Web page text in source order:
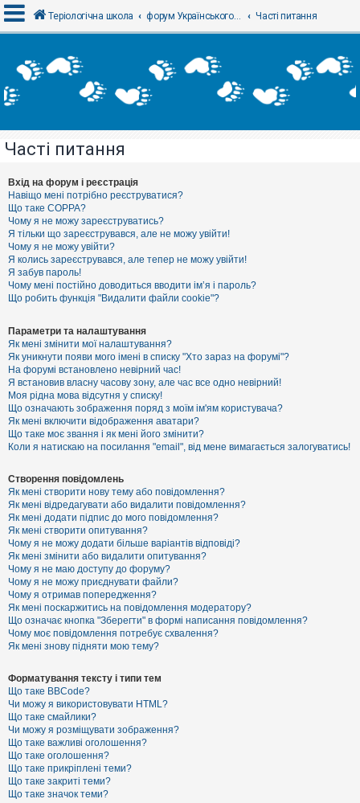
х
і
Р
є
с
т
р
а
ц
і
я
Т
м
и
б
е
з
в
і
д
п
о
в
і
е
й
А
к
т
и
в
н
і
т
е
м
и
П
о
ш
у
к
Д
о
п
Теріологічна школа форум Українського теріологічного товариства Часті питання
Часті питання
Вхід на форум і реєстрація
Навіщо мені потрібно реєструватися?
Що таке COPPA?
Чому я не можу зареєструватись?
Я тільки що зареєструвався, але не можу увійти!
Чому я не можу увійти?
Я колись зареєструвався, але тепер не можу увійти!
Я забув пароль!
Чому мені постійно доводиться вводити ім’я і пароль?
Що робить функція "Видалити файли cookie"?
Параметри та налаштування
Як мені змінити мої налаштування?
Як уникнути появи мого імені в списку "Хто зараз на форумі"?
На форумі встановлено невірний час!
Я встановив власну часову зону, але час все одно невірний!
Моя рідна мова відсутня у списку!
Що означають зображення поряд з моїм ім'ям користувача?
Як мені включити відображення аватари?
Що таке моє звання і як мені його змінити?
Коли я натискаю на посилання "email", від мене вимагається залогуватись!
Створення повідомлень
Як мені створити нову тему або повідомлення?
Як мені відредагувати або видалити повідомлення?
Як мені додати підпис до мого повідомлення?
Як мені створити опитування?
Чому я не можу додати більше варіантів відповіді?
Як мені змінити або видалити опитування?
Чому я не маю доступу до форуму?
Чому я не можу приєднувати файли?
Чому я отримав попередження?
Як мені поскаржитись на повідомлення модератору?
Що означає кнопка "Зберегти" в формі написання повідомлення?
Чому моє повідомлення потребує схвалення?
Як мені знову підняти мою тему?
Форматування тексту і типи тем
Що таке BBCode?
Чи можу я використовувати HTML?
Що таке смайлики?
Чи можу я розміщувати зображення?
Що таке важливі оголошення?
Що таке оголошення?
Що таке прикріплені теми?
Що таке закриті теми?
Що таке значок теми?